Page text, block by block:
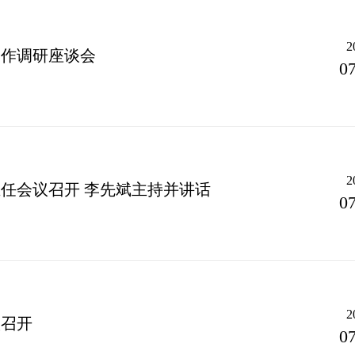
调研座谈会
会议召开 李先斌主持并讲话
开